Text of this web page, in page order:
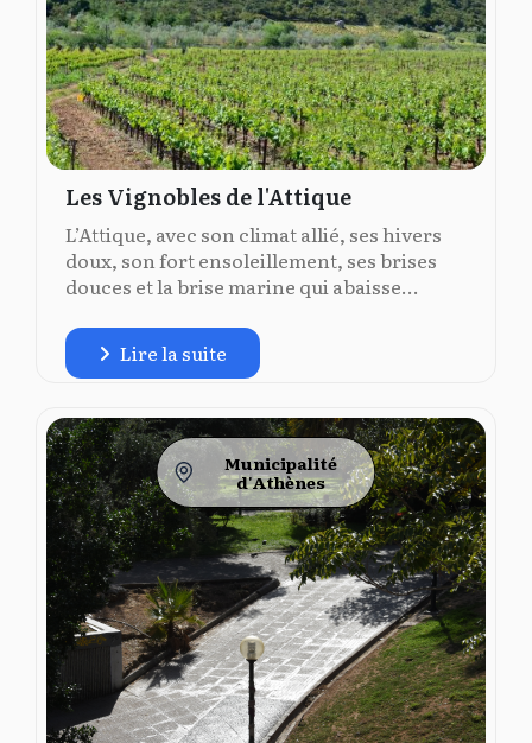
Les Vignobles de l'Attique
L’Attique, avec son climat allié, ses hivers
doux, son fort ensoleillement, ses brises
douces et la brise marine qui abaisse...
Lire la suite
Municipalité
d'Athènes